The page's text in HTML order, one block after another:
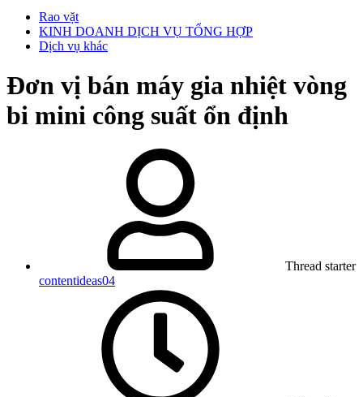
Rao vặt
KINH DOANH DỊCH VỤ TỔNG HỢP
Dịch vụ khác
Đơn vị bán máy gia nhiệt vòng
bi mini công suất ổn định
Thread starter
contentideas04